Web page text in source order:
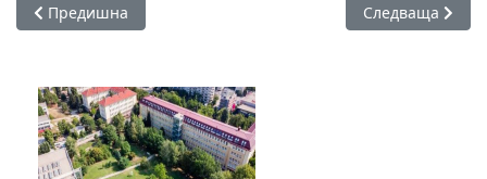
Предишна статия: Децата в ОУ „Христо Ботев“ – кв.
Предишна Следваща
Следваща